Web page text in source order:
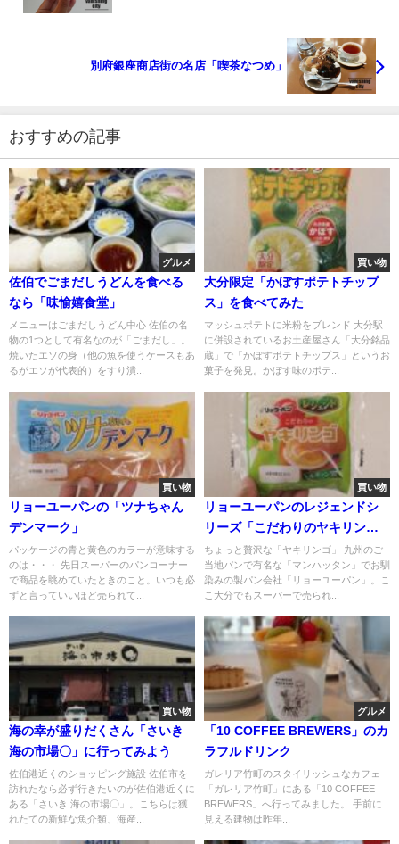
別府銀座商店街の名店「喫茶なつめ」
おすすめの記事
グルメ
佐伯でごまだしうどんを食べる
なら「味愉嬉食堂」
メニューはごまだしうどん中心 佐伯の名
物の1つとして有名なのが「ごまだし」。
焼いたエソの身（他の魚を使うケースもあ
るがエソが代表的）をすり潰...
買い物
大分限定「かぼすポテトチップ
ス」を食べてみた
マッシュポテトに米粉をブレンド 大分駅
に併設されているお土産屋さん「大分銘品
蔵」で「かぼすポテトチップス」というお
菓子を発見。かぼす味のポテ...
買い物
リョーユーパンの「ツナちゃん
デンマーク」
パッケージの青と黄色のカラーが意味する
のは・・・ 先日スーパーのパンコーナー
で商品を眺めていたときのこと。いつも必
ずと言っていいほど売られて...
買い物
リョーユーパンのレジェンドシ
リーズ「こだわりのヤキリン
ゴ」
ちょっと贅沢な「ヤキリンゴ」 九州のご
当地パンで有名な「マンハッタン」でお馴
染みの製パン会社「リョーユーパン」。こ
こ大分でもスーパーで売られ...
買い物
海の幸が盛りだくさん「さいき
海の市場〇」に行ってみよう
佐伯港近くのショッピング施設 佐伯市を
訪れたなら必ず行きたいのが佐伯港近くに
ある「さいき 海の市場〇」。こちらは獲
れたての新鮮な魚介類、海産...
グルメ
「10 COFFEE BREWERS」のカ
ラフルドリンク
ガレリア竹町のスタイリッシュなカフェ
「ガレリア竹町」にある「10 COFFEE
BREWERS」へ行ってみました。 手前に
見える建物は昨年...